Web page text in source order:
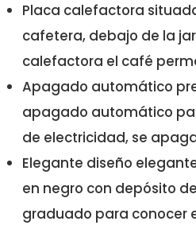
Placa calefactora
cafetera, debajo de la
calefactora el café
Apagado automático
apagado automático
de electricidad, se
Elegante diseño
en negro con depósito
graduado para conocer